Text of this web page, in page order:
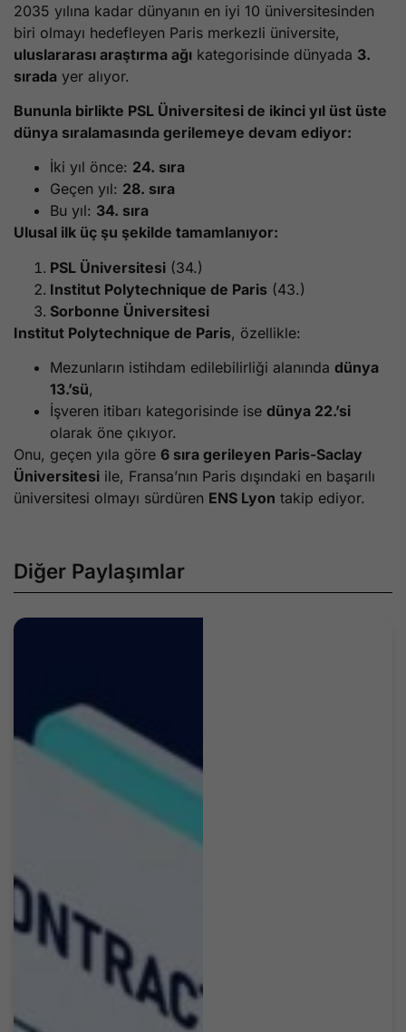
2035 yılına kadar dünyanın en iyi 10 üniversitesinden
biri olmayı hedefleyen Paris merkezli üniversite,
uluslararası araştırma ağı kategorisinde dünyada 3.
sırada yer alıyor.
Bununla birlikte PSL Üniversitesi de ikinci yıl üst üste
dünya sıralamasında gerilemeye devam ediyor:
İki yıl önce: 24. sıra
Geçen yıl: 28. sıra
Bu yıl: 34. sıra
Ulusal ilk üç şu şekilde tamamlanıyor:
PSL Üniversitesi (34.)
Institut Polytechnique de Paris (43.)
Sorbonne Üniversitesi
Institut Polytechnique de Paris, özellikle:
Mezunların istihdam edilebilirliği alanında dünya
13.’sü,
İşveren itibarı kategorisinde ise dünya 22.’si
olarak öne çıkıyor.
Onu, geçen yıla göre 6 sıra gerileyen Paris-Saclay
Üniversitesi ile, Fransa’nın Paris dışındaki en başarılı
üniversitesi olmayı sürdüren ENS Lyon takip ediyor.
Diğer Paylaşımlar